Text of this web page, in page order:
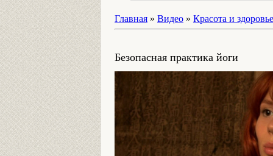
Главная » Видео » Красота и здоровье
Безопасная практика йоги